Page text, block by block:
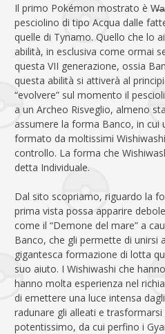
Il primo Pokémon mostrato è
pesciolino di tipo Acqua dalle
quelle di Tynamo. Quello che lo
abilità, in esclusiva come ormai
questa VII generazione, ossia
questa abilità si attiverà al
“evolvere” sul momento il
a un Archeo Risveglio, almeno
assumere la forma Banco, in cui
formato da moltissimi
controllo. La forma che
detta Individuale.
Dal sito scopriamo, riguardo la
prima vista possa apparire
come il “Demone del mare” a
Banco, che gli permette di unirsi
gigantesca formazione di lotta
suo aiuto. I Wishiwashi che
hanno molta esperienza nel
di emettere una luce intensa
radunare gli alleati e
potentissimo, da cui perfino i